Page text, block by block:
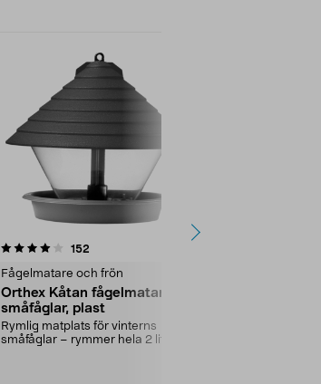
152
Fågelmatare och frön
Orthex Kåtan fågelmatare för
småfåglar, plast
Rymlig matplats för vinterns
småfåglar – rymmer hela 2 liter
4.5 av 5 stjärnor